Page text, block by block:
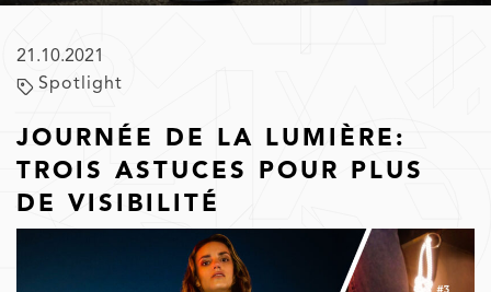
21.10.2021
Spotlight
JOURNÉE DE LA LUMIÈRE:
TROIS ASTUCES POUR PLUS
DE VISIBILITÉ